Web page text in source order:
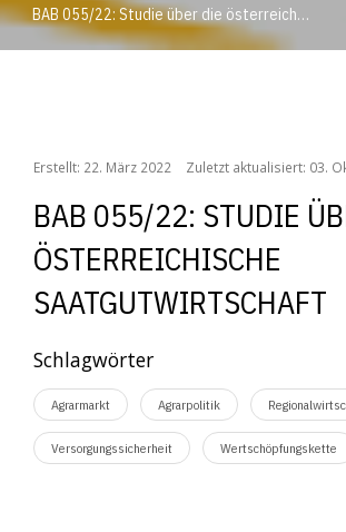
BAB 055/22: Studie über die österreichische Saatgutwirtschaft
Erstellt: 22. März 2022 Zuletzt aktualisiert: 03.
BAB 055/22: STUDIE
ÖSTERREICHISCHE
SAATGUTWIRTSCHAFT
Schlagwörter
Agrarmarkt Agrarpolitik
Versorgungssicherheit Wertschöpfungskette